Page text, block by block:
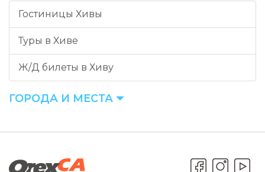
Гостиницы Хивы
Туры в Хиве
Ж/Д билеты в Хиву
ГОРОДА И МЕСТА